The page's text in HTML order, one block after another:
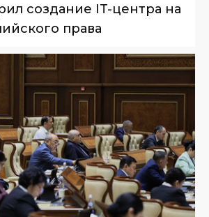
создание IT-центра на
права